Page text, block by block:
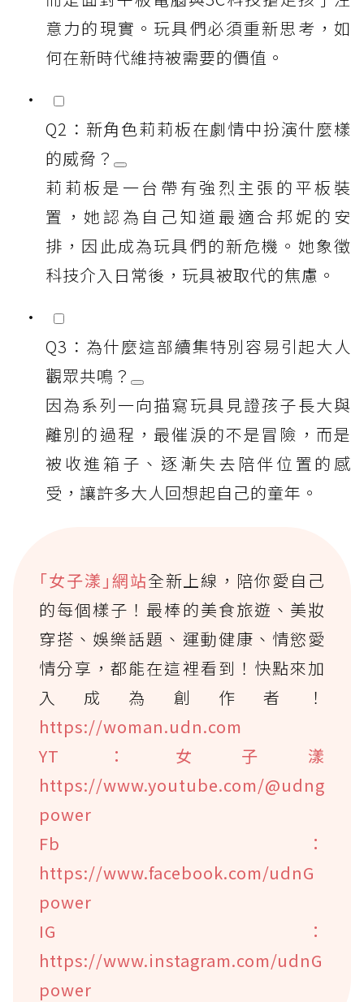
意力的現實。玩具們必須重新思考，如
何在新時代維持被需要的價值。
Q2：新角色莉莉板在劇情中扮演什麼樣
的威脅？
莉莉板是一台帶有強烈主張的平板裝
置，她認為自己知道最適合邦妮的安
排，因此成為玩具們的新危機。她象徵
科技介入日常後，玩具被取代的焦慮。
Q3：為什麼這部續集特別容易引起大人
觀眾共鳴？
因為系列一向描寫玩具見證孩子長大與
離別的過程，最催淚的不是冒險，而是
被收進箱子、逐漸失去陪伴位置的感
受，讓許多大人回想起自己的童年。
｢女子漾｣網站全新上線，陪你愛自己
的每個樣子！最棒的美食旅遊、美妝
穿搭、娛樂話題、運動健康、情慾愛
情分享，都能在這裡看到！快點來加
入成為創作者！
https://woman.udn.com
YT：女子漾
https://www.youtube.com/@udng
power
Fb：
https://www.facebook.com/udnG
power
IG：
https://www.instagram.com/udnG
power